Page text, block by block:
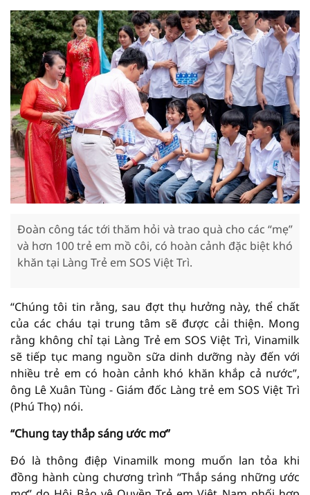
Đoàn công tác tới thăm hỏi và trao quà cho các “mẹ”
và hơn 100 trẻ em mồ côi, có hoàn cảnh đặc biệt khó
khăn tại Làng Trẻ em SOS Việt Trì.
“Chúng tôi tin rằng, sau đợt thụ hưởng này, thể chất
của các cháu tại trung tâm sẽ được cải thiện. Mong
rằng không chỉ tại Làng Trẻ em SOS Việt Trì, Vinamilk
sẽ tiếp tục mang nguồn sữa dinh dưỡng này đến với
nhiều trẻ em có hoàn cảnh khó khăn khắp cả nước”,
ông Lê Xuân Tùng - Giám đốc Làng trẻ em SOS Việt Trì
(Phú Thọ) nói.
“Chung tay thắp sáng ước mơ”
Đó là thông điệp Vinamilk mong muốn lan tỏa khi
đồng hành cùng chương trình “Thắp sáng những ước